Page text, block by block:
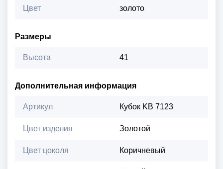
Цвет золото
Размеры
Высота 41
Дополнительная информация
Артикул Кубок KB 7123
Цвет изделия Золотой
Цвет цоколя Коричневый